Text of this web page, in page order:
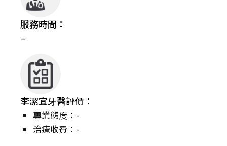
服務時間：
–
李潔宜牙醫評價：
專業態度：-
治療收費：-